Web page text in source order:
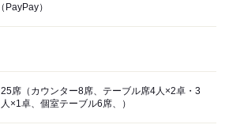
（PayPay）
25席（カウンター8席、テーブル席4人×2卓・3
人×1卓、個室テーブル6席、）